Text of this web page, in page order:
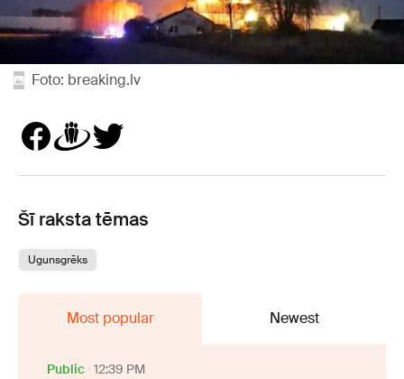
Foto: breaking.lv
Šī raksta tēmas
Ugunsgrēks
Most popular Newest
Public 12:39 PM